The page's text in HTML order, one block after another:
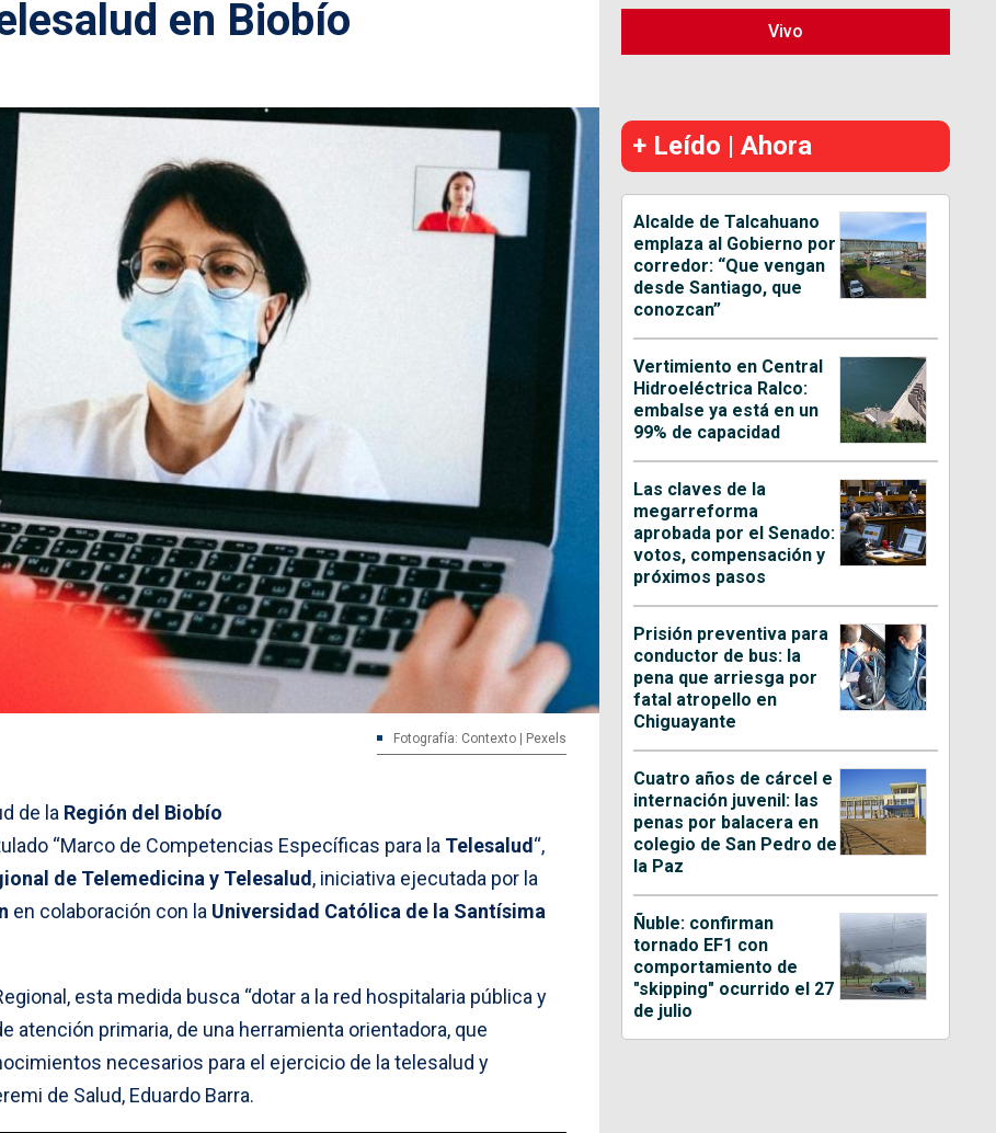
en Biobío
Fotografía: Contexto | Pexels
de la Región del Biobío
“Marco de Competencias Específicas para la Telesalud“,
de Telemedicina y Telesalud, iniciativa ejecutada por la
en colaboración con la Universidad Católica de la Santísima
esta medida busca “dotar a la red hospitalaria pública y
atención primaria, de una herramienta orientadora, que
necesarios para el ejercicio de la telesalud y
de Salud, Eduardo Barra.
Vivo
+ Leído | Ahora
Alcalde de Talcahuano
emplaza al Gobierno por
corredor: “Que vengan
desde Santiago, que
conozcan”
Vertimiento en Central
Hidroeléctrica Ralco:
embalse ya está en un
99% de capacidad
Las claves de la
megarreforma
aprobada por el Senado:
votos, compensación y
próximos pasos
Prisión preventiva para
conductor de bus: la
pena que arriesga por
fatal atropello en
Chiguayante
Cuatro años de cárcel e
internación juvenil: las
penas por balacera en
colegio de San Pedro de
la Paz
Ñuble: confirman
tornado EF1 con
comportamiento de
"skipping" ocurrido el 27
de julio